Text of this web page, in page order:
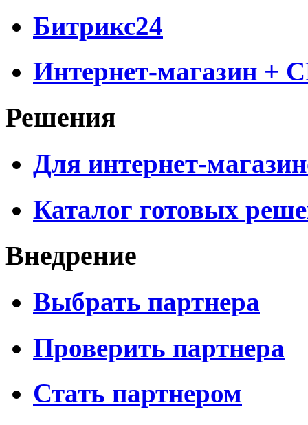
Битрикс24
Интернет-магазин +
Решения
Для интернет-
Каталог готовых
Внедрение
Выбрать партнера
Проверить партнера
Стать партнером